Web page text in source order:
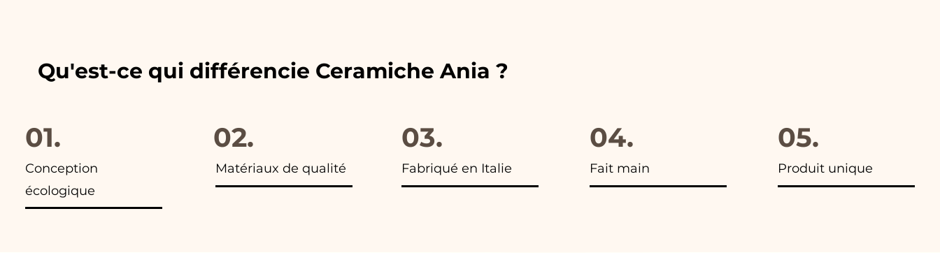
Qu'est-ce qui différencie Ceramiche Ania ?
01.
Conception
écologique
02.
Matériaux de qualité
03.
Fabriqué en Italie
04.
Fait main
05.
Produit unique